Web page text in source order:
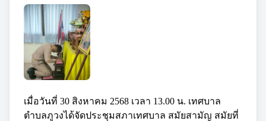
เมื่อวันที่ 30 สิงหาคม 2568 เวลา 13.00 น. เทศบาล
ตำบลภูวงได้จัดประชุมสภาเทศบาล สมัยสามัญ สมัยที่